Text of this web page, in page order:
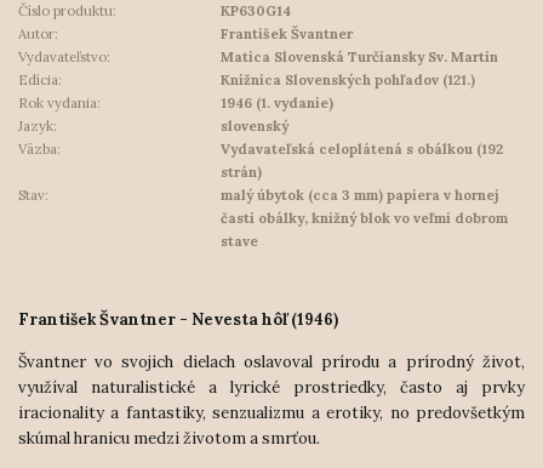
Číslo produktu:
KP630G14
Autor:
František Švantner
Vydavateľstvo:
Matica Slovenská Turčiansky Sv. Martin
Edícia:
Knižnica Slovenských pohľadov (121.)
Rok vydania:
1946 (1. vydanie)
Jazyk:
slovenský
Väzba:
Vydavateľská celoplátená s obálkou (192
strán)
Stav:
malý úbytok (cca 3 mm) papiera v hornej
časti obálky, knižný blok vo veľmi dobrom
stave
František Švantner - Nevesta hôľ (1946)
Švantner vo svojich dielach oslavoval prírodu a prírodný život,
využíval naturalistické a lyrické prostriedky, často aj prvky
iracionality a fantastiky, senzualizmu a erotiky, no predovšetkým
skúmal hranicu medzi životom a smrťou.